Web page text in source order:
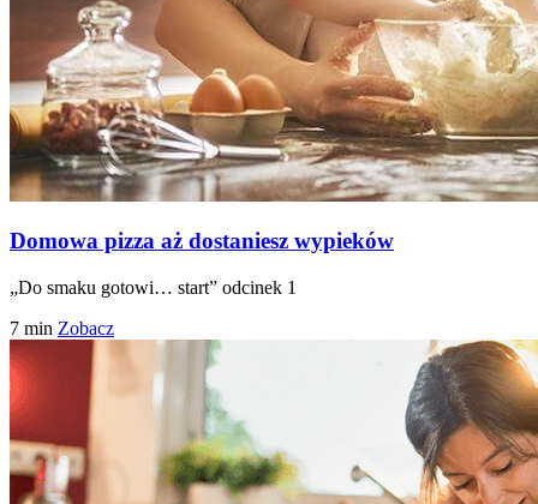
Domowa pizza aż dostaniesz wypieków
„Do smaku gotowi… start” odcinek 1
7 min Zobacz